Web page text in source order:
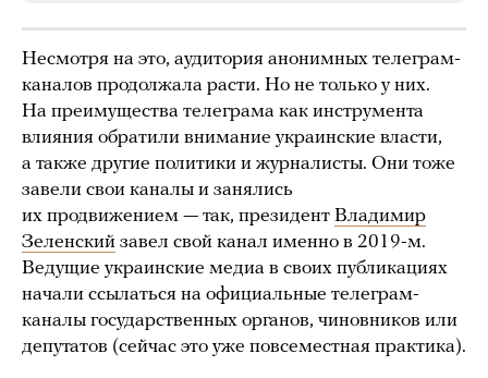
Несмотря на это, аудитория анонимных телеграм-
каналов продолжала расти. Но не только у них.
На преимущества телеграма как инструмента
влияния обратили внимание украинские власти,
а также другие политики и журналисты. Они тоже
завели свои каналы и занялись
их продвижением — так, президент Владимир
Зеленский завел свой канал именно в 2019-м.
Ведущие украинские медиа в своих публикациях
начали ссылаться на официальные телеграм-
каналы государственных органов, чиновников или
депутатов (сейчас это уже повсеместная практика).